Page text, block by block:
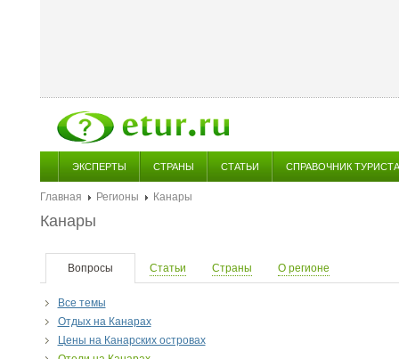
ЭКСПЕРТЫ СТРАНЫ СТАТЬИ СПРАВОЧНИК ТУРИСТА
Главная Регионы Канары
Канары
Вопросы Статьи Страны О регионе
Все темы
Отдых на Канарах
Цены на Канарских островах